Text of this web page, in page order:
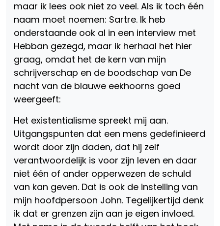
maar ik lees ook niet zo veel. Als ik toch één
naam moet noemen: Sartre. Ik heb
onderstaande ook al in een interview met
Hebban gezegd, maar ik herhaal het hier
graag, omdat het de kern van mijn
schrijverschap en de boodschap van De
nacht van de blauwe eekhoorns goed
weergeeft:
Het existentialisme spreekt mij aan.
Uitgangspunten dat een mens gedefinieerd
wordt door zijn daden, dat hij zelf
verantwoordelijk is voor zijn leven en daar
niet één of ander opperwezen de schuld
van kan geven. Dat is ook de instelling van
mijn hoofdpersoon John. Tegelijkertijd denk
ik dat er grenzen zijn aan je eigen invloed.